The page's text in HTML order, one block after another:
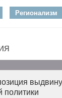
Регионализм